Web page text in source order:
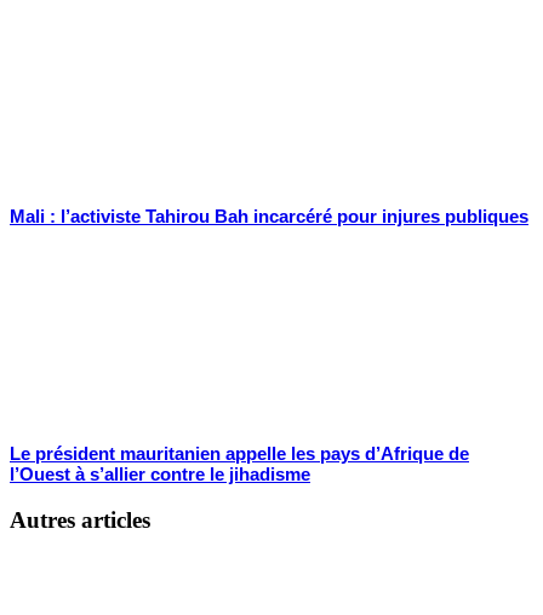
Mali : l’activiste Tahirou Bah incarcéré pour injures publiques
Le président mauritanien appelle les pays d’Afrique de
l’Ouest à s’allier contre le jihadisme
Autres articles